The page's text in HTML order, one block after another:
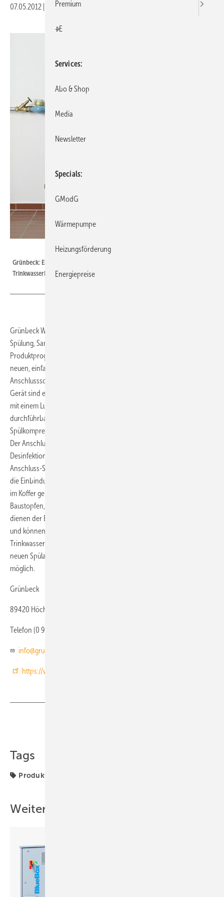
07.05.2012 Veröffentlicht in
Grünbeck: Einbaubeispiel für die Desinfektion einer
TrinkwasserInstallation.
Grünbeck Wasseraufbereitung hat sein Produktprogramm für
Spülung, Sanierung und Dosiertechnik aktualisiert. Herzstück des
Produktprogramms ist der Geno-Spülkompressor 1988 K, der mit
neuen, einfach zu bedienenden Anschlüssen und flexiblen
Anschlussschläuchen versehen wurde. Mit dem leistungsstarken
Gerät sind elektronisch gesteuerte Spülungen gemäß DIN EN 806-4
mit einem Luft-/Wasser-Gemisch bis zu einer Nennweite von 2“
durchführbar. Durch Parallelschaltung von bis zu drei
Spülkompressoren können Rohrleitungen bis DN 80 gespült werden.
Der Anschluss einer durchflussmengenabhängigen
Desinfektionsanlage (Genodos DM-SK) ist möglich. Die neuen
Anschluss-Sets – u.a. mit einem separaten Kerzenfilter – vereinfachen
die Einbindung des Spülkompressors in die Rohrleitung und werden
im Koffer geliefert. Erleichtert wird die Arbeit durch neu konzipierte
Baustopfen, die ebenfalls im Koffer geliefert werden. Die Baustopfen
dienen der Bestückung von Wasserentnahmestellen in der Bauphase
und können für die Dichtigkeitsprüfung oder die Entlüftung der
Trinkwasserinstallation verwendet werden. In Kombination mit den
neuen Spülarmaturen ist eine optimierte Ableitung des Spülwassers
möglich.
Grünbeck
89420 Höchstädt
Telefon (0 90 74) 4 10
info@gruenbeck.de
https://www.gruenbeck.de/
Tags
Produkte
Weitere Inhalte
Premium
+E
Services
Abo & Shop
Media
Newsletter
Specials
GModG
Wärmepumpe
Heizungsförderung
Energiepreise